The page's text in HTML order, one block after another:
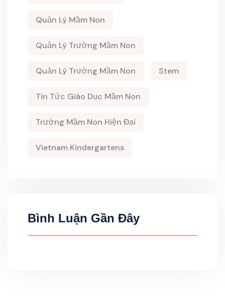
Quản Lý Mầm Non
Quản Lý Trường Mầm Non
Quản Lý Trường Mầm Non Stem
Tin Tức Giáo Dục Mầm Non
Trường Mầm Non Hiện Đại
Vietnam Kindergartens
Bình Luận Gần Đây